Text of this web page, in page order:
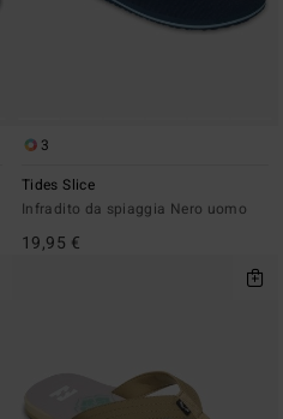
3
Tides Slice
Infradito da spiaggia Nero uomo
19,95 €